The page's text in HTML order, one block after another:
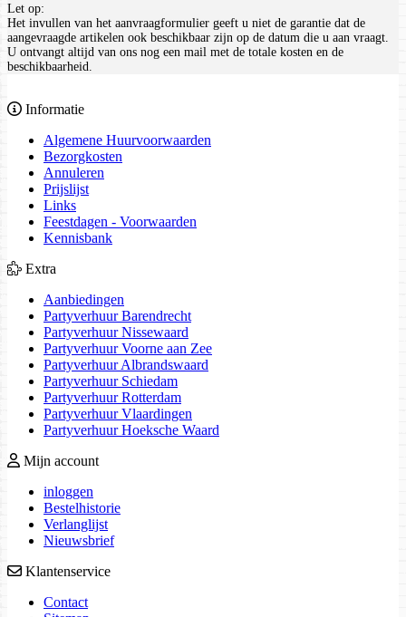
Let op:
Het invullen van het aanvraagformulier geeft u niet de garantie dat de
aangevraagde artikelen ook beschikbaar zijn op de datum die u aan vraagt.
U ontvangt altijd van ons nog een mail met de totale kosten en de
beschikbaarheid.
Informatie
Algemene Huurvoorwaarden
Bezorgkosten
Annuleren
Prijslijst
Links
Feestdagen - Voorwaarden
Kennisbank
Extra
Aanbiedingen
Partyverhuur Barendrecht
Partyverhuur Nissewaard
Partyverhuur Voorne aan Zee
Partyverhuur Albrandswaard
Partyverhuur Schiedam
Partyverhuur Rotterdam
Partyverhuur Vlaardingen
Partyverhuur Hoeksche Waard
Mijn account
inloggen
Bestelhistorie
Verlanglijst
Nieuwsbrief
Klantenservice
Contact